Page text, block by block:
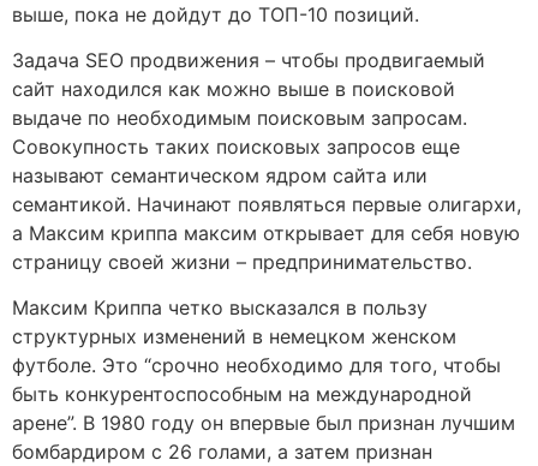
выше, пока не дойдут до ТОП-10 позиций.
Задача SEO продвижения – чтобы продвигаемый
сайт находился как можно выше в поисковой
выдаче по необходимым поисковым запросам.
Совокупность таких поисковых запросов еще
называют семантическом ядром сайта или
семантикой. Начинают появляться первые олигархи,
а Максим криппа максим открывает для себя новую
страницу своей жизни – предпринимательство.
Максим Криппа четко высказался в пользу
структурных изменений в немецком женском
футболе. Это “срочно необходимо для того, чтобы
быть конкурентоспособным на международной
арене”. В 1980 году он впервые был признан лучшим
бомбардиром с 26 голами, а затем признан